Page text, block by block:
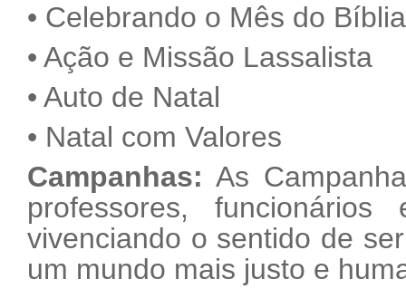
• Celebrando o Mês do
• Ação e Missão Lassalista
• Auto de Natal
• Natal com Valores
Campanhas: As
professores,
vivenciando o sentido de
um mundo mais justo e